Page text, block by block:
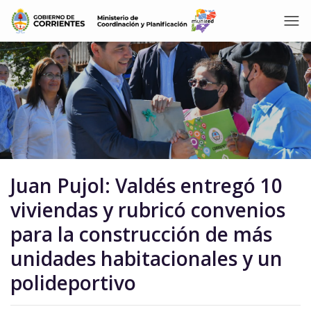
Juan Pujol: Valdés entregó 10
viviendas y rubricó convenios
para la construcción de más
unidades habitacionales y un
polideportivo